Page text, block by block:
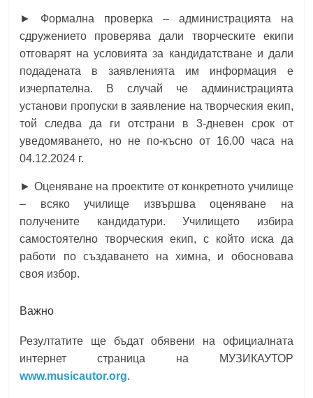
► Формална проверка – администрацията на
сдружението проверява дали творческите екипи
отговарят на условията за кандидатстване и дали
подадената в заявленията им информация е
изчерпателна. В случай че администрацията
установи пропуски в заявление на творческия екип,
той следва да ги отстрани в 3-дневен срок от
уведомяването, но не по-късно от 16.00 часа на
04.12.2024 г.
► Оценяване на проектите от конкретното училище
– всяко училище извършва оценяване на
получените кандидатури. Училището избира
самостоятелно творческия екип, с който иска да
работи по създаването на химна, и обосновава
своя избор.
Важно
Резултатите ще бъдат обявени на официалната
интернет страница на МУЗИКАУТОР
www.musicautor.org.